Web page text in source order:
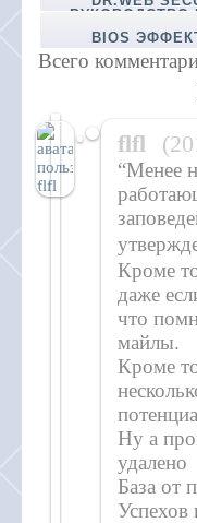
РУКОВОДСТВО
BIOS
Всего
flfl
“Менее
Кроме
даже
что
майлы.
Кроме
Ну а
удалено
База от
Успехов